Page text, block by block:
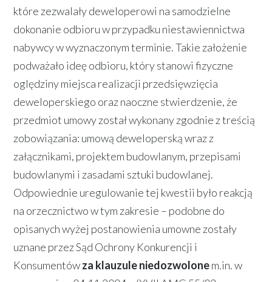
które zezwalały deweloperowi na samodzielne
dokonanie odbioru w przypadku niestawiennictwa
nabywcy w wyznaczonym terminie. Takie założenie
podważało ideę odbioru, który stanowi fizyczne
oględziny miejsca realizacji przedsięwzięcia
deweloperskiego oraz naoczne stwierdzenie, że
przedmiot umowy został wykonany zgodnie z treścią
zobowiązania: umową deweloperską wraz z
załącznikami, projektem budowlanym, przepisami
budowlanymi i zasadami sztuki budowlanej.
Odpowiednie uregulowanie tej kwestii było reakcją
na orzecznictwo w tym zakresie – podobne do
opisanych wyżej postanowienia umowne zostały
uznane przez Sąd Ochrony Konkurencji i
Konsumentówza klauzule niedozwolonem.in. w